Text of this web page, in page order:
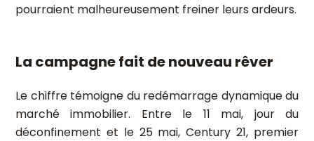
pourraient malheureusement freiner leurs ardeurs.
La campagne fait de nouveau rêver
Le chiffre témoigne du redémarrage dynamique du
marché immobilier. Entre le 11 mai, jour du
déconfinement et le 25 mai, Century 21, premier